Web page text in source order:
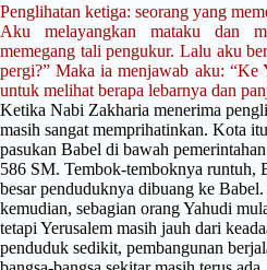
Penglihatan ketiga: seorang yang
Aku melayangkan mataku dan
memegang tali pengukur. Lalu aku
pergi?” Maka ia menjawab aku: “Ke
untuk melihat berapa lebarnya dan
Ketika Nabi Zakharia menerima
masih sangat memprihatinkan. Kota
pasukan Babel di bawah
586 SM. Tembok-temboknya runtuh,
besar penduduknya dibuang ke
kemudian, sebagian orang Yahudi
tetapi Yerusalem masih jauh dari
penduduk sedikit, pembangunan